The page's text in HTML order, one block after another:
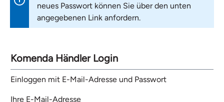
neues Passwort können Sie über den unten
angegebenen Link anfordern.
Komenda Händler Login
Einloggen mit E-Mail-Adresse und Passwort
Ihre E-Mail-Adresse